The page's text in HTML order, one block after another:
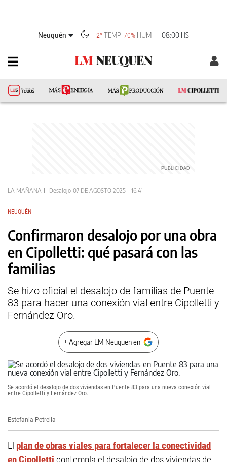
Neuquén 2°TEMP 70% HUM 08:00 HS
LA MAÑANA Desalojo 07 DE AGOSTO 2025 - 16:41
NEUQUÉN
Confirmaron desalojo por una obra
en Cipolletti: qué pasará con las
familias
Se hizo oficial el desalojo de familias de Puente
83 para hacer una conexión vial entre Cipolletti y
Fernández Oro.
+ Agregar LM Neuquen en
Se acordó el desalojo de dos viviendas en Puente 83 para una nueva conexión vial
entre Cipolletti y Fernández Oro.
Estefania Petrella
El plan de obras viales para fortalecer la conectividad